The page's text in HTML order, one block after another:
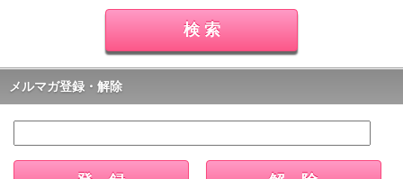
メルマガ登録・解除